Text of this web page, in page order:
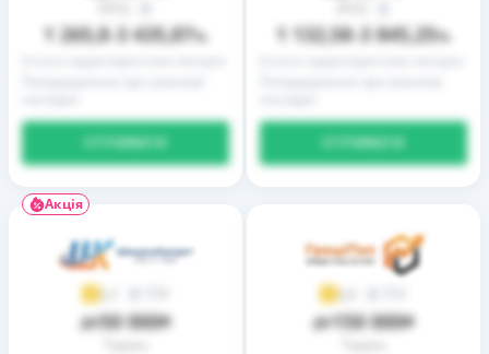
1 265,8 3 435,87% 1 132,58 3 845,25%
Акція
3,7
до50 000₴
3,9
до150 000₴